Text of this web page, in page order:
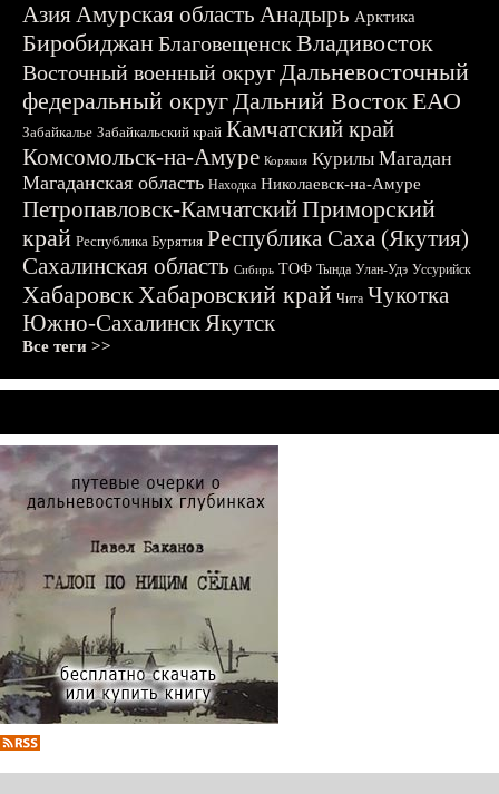
АзияАмурская область Анадырь Арктика
БиробиджанБлаговещенскВладивосток
Восточный военный округДальневосточный
федеральный округДальний ВостокЕАО
Забайкалье Забайкальский край Камчатский край
Комсомольск-на-Амуре Корякия Курилы Магадан
Магаданская область Находка Николаевск-на-Амуре
Петропавловск-КамчатскийПриморский
край Республика Бурятия Республика Саха (Якутия)
Сахалинская область Сибирь ТОФ Тында Улан-Удэ Уссурийск
ХабаровскХабаровский край Чита Чукотка
Южно-СахалинскЯкутск
Все теги >>